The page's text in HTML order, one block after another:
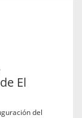
El
del